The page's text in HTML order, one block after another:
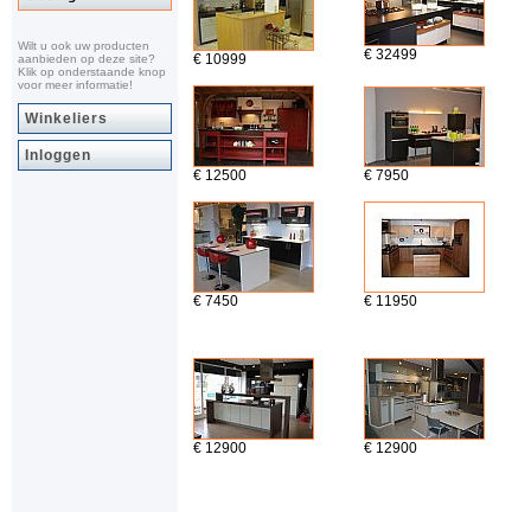
Wilt u ook uw producten
aanbieden op deze site?
Klik op onderstaande knop
voor meer informatie!
Winkeliers
Inloggen
€ 10999 € 32499
€ 12500 € 7950
€ 7450 € 11950
€ 12900 € 12900